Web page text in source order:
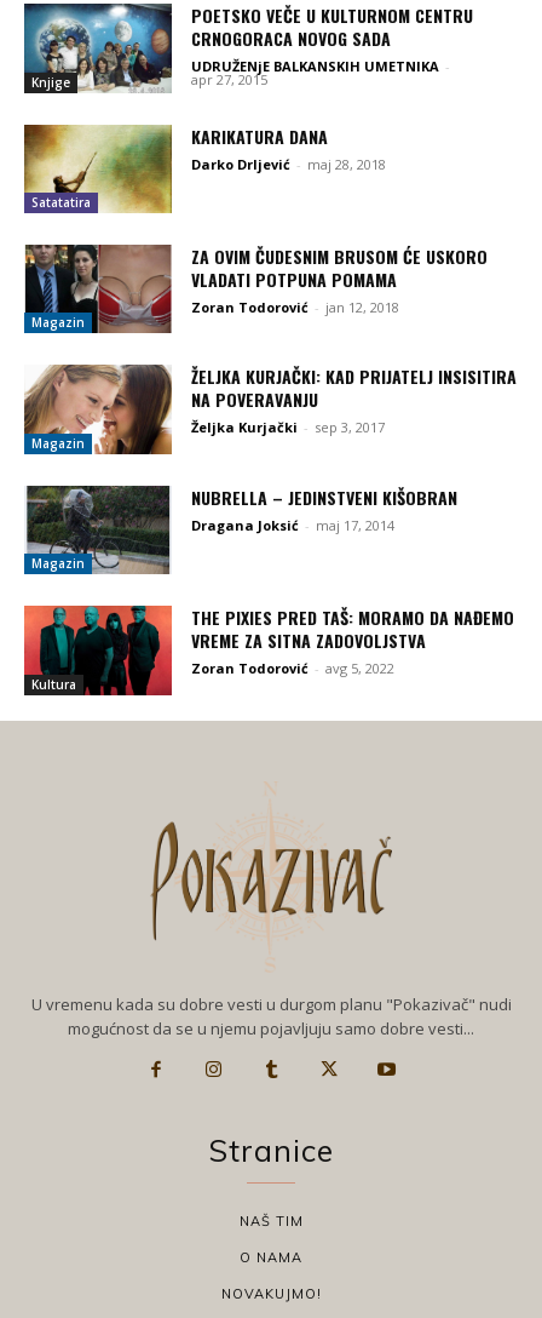
Knjige
POETSKO VEČE U KULTURNOM CENTRU
CRNOGORACA NOVOG SADA
UDRUŽENjE BALKANSKIH UMETNIKA -
apr 27, 2015
Satatatira
KARIKATURA DANA
Darko Drljević - maj 28, 2018
Magazin
ZA OVIM ČUDESNIM BRUSOM ĆE USKORO
VLADATI POTPUNA POMAMA
Zoran Todorović - jan 12, 2018
Magazin
ŽELJKA KURJAČKI: KAD PRIJATELJ INSISITIRA
NA POVERAVANJU
Željka Kurjački - sep 3, 2017
Magazin
NUBRELLA – JEDINSTVENI KIŠOBRAN
Dragana Joksić - maj 17, 2014
Kultura
THE PIXIES PRED TAŠ: MORAMO DA NAĐEMO
VREME ZA SITNA ZADOVOLJSTVA
Zoran Todorović - avg 5, 2022
U vremenu kada su dobre vesti u durgom planu "Pokazivač" nudi
mogućnost da se u njemu pojavljuju samo dobre vesti...
Stranice
NAŠ TIM
O NAMA
NOVAKUJMO!